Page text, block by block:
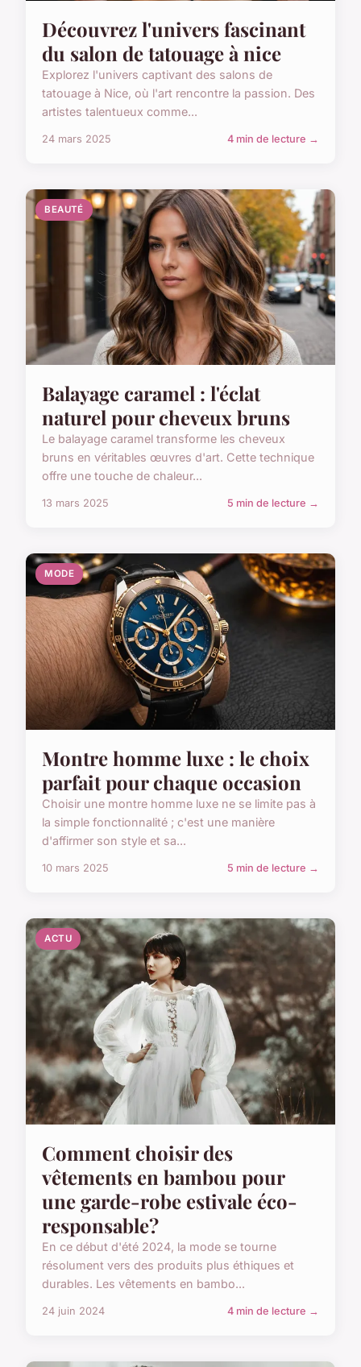
Découvrez l'univers fascinant
du salon de tatouage à nice
Explorez l'univers captivant des salons de
tatouage à Nice, où l'art rencontre la passion. Des
artistes talentueux comme...
24 mars 2025 4 min de lecture →
BEAUTÉ
Balayage caramel : l'éclat
naturel pour cheveux bruns
Le balayage caramel transforme les cheveux
bruns en véritables œuvres d'art. Cette technique
offre une touche de chaleur...
13 mars 2025 5 min de lecture →
MODE
Montre homme luxe : le choix
parfait pour chaque occasion
Choisir une montre homme luxe ne se limite pas à
la simple fonctionnalité ; c'est une manière
d'affirmer son style et sa...
10 mars 2025 5 min de lecture →
ACTU
Comment choisir des
vêtements en bambou pour
une garde-robe estivale éco-
responsable?
En ce début d'été 2024, la mode se tourne
résolument vers des produits plus éthiques et
durables. Les vêtements en bambo...
24 juin 2024 4 min de lecture →